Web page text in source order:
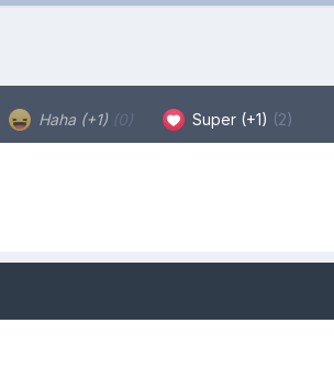
Haha (+1) (0) Super (+1) (2)